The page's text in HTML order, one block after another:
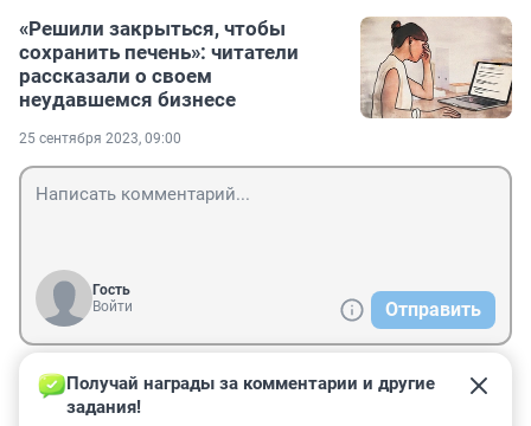
«Решили закрыться, чтобы
сохранить печень»: читатели
рассказали о своем
неудавшемся бизнесе
25 сентября 2023, 09:00
Гость
Войти
Отправить
Гость
25 сентября 2023, 13:13
Получай награды за комментарии и другие
задания!